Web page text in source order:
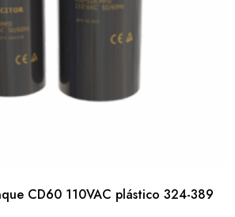
CD60 110VAC plástico 324-389